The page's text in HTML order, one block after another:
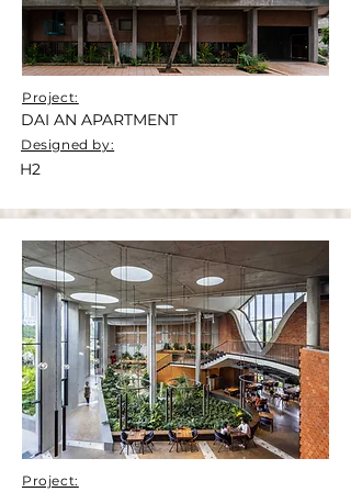
Project:
DAI AN APARTMENT
Designed by:
H2
Project: